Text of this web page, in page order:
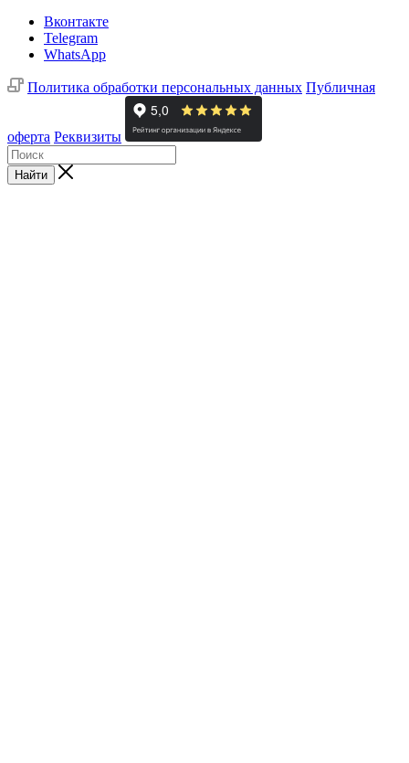
Вконтакте
Telegram
WhatsApp
Политика обработки персональных данных Публичная
оферта Реквизиты
Найти